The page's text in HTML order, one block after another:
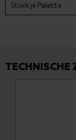
Stück je Palette
TECHNISCHE